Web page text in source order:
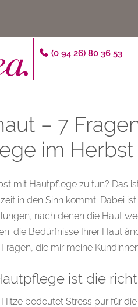
(0 94 26) 80 36 53
– 7
im Herbst
mit Hautpflege zu tun? Das
in den Sinn kommt. Dabei
nach denen die Haut
die Bedürfnisse Ihrer Haut
die mir meine
ist die
bedeutet Stress pur für